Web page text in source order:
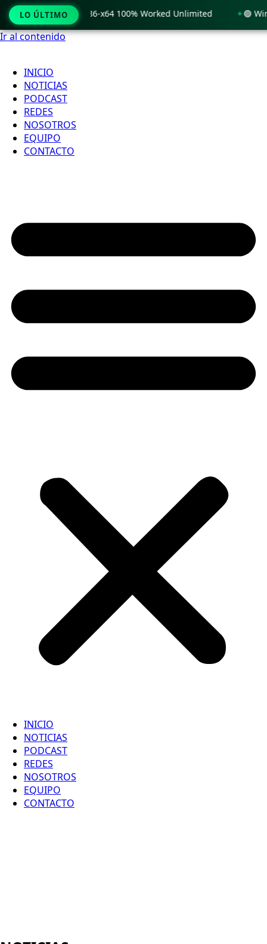
Ir al contenido
INICIO
NOTICIAS
PODCAST
REDES
NOSOTROS
EQUIPO
CONTACTO
INICIO
NOTICIAS
PODCAST
REDES
NOSOTROS
EQUIPO
CONTACTO
LO ÚLTIMO
11 x86-x64 100% Worked Unlimited 🟢 WinRAR